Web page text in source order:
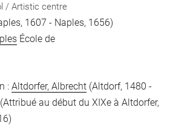
/ Artistic centre
1607 - Naples, 1656)
École de
:Altdorfer, Albrecht (Altdorf, 1480 -
au début du XIXe à Altdorfer,